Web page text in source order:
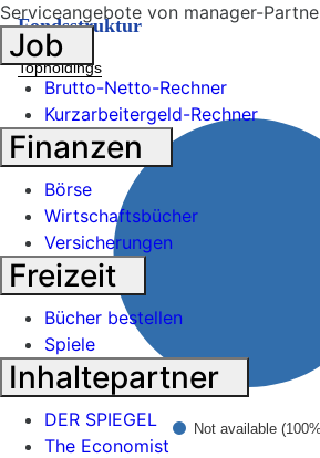
Fondsstruktur
Topholdings
Not available
Serviceangebote von manager-
Job
Brutto-Netto-Rechner
Kurzarbeitergeld-Rechner
Finanzen
Börse
Wirtschaftsbücher
Versicherungen
Freizeit
Bücher bestellen
Spiele
Inhaltepartner
DER SPIEGEL
The Economist